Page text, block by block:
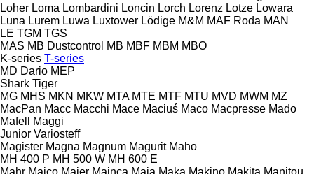
Loher Loma Lombardini Loncin Lorch Lorenz Lotze Lowara
Luna Lurem Luwa Luxtower Lödige M&M MAF Roda MAN
LE TGM TGS
MAS MB Dustcontrol MB MBF MBM MBO
K-series T-series
MD Dario MEP
Shark Tiger
MG MHS MKN MKW MTA MTE MTF MTU MVD MWM MZ
MacPan Macc Macchi Mace Maciuś Maco Macpresse Mado
Mafell
Maggi
Junior Variosteff
Magister Magna Magnum Magurit Maho
MH 400 P MH 500 W MH 600 E
Mahr Maico Maier Mainca Maja Maka Makino Makita Manitou